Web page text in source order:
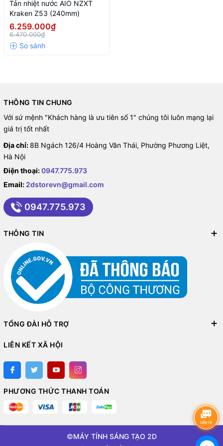
2066
+ Intel Core i9 / Core i7 / Core i5 / Core i3 / Pentium / Celeron
+ AMD Socket AM4, sTRX4 *, TR4 * (* Không bao Clip
Threadripper)
Điện thoại : 094.777.5973
Fanpage: https://www.facebook.com/2DStore.vn/
#NZXT #KRAKEN #Z53 #240MM #AIO #RAD #TANNUOC
Tản nhiệt nước AIO NZXT
Kraken Z53 (240mm)
6.259.000₫
6.470.000₫
THÔNG TIN CHUNG
Với sứ mệnh "Khách hàng là ưu tiên số 1" chúng tôi luôn mạng lại
giá trị tốt nhất
Địa chỉ: 8B Ngách 126/4 Hoàng Văn Thái, Phường Phương Liệt,
Hà Nội
Điện thoại:0947.775.973
Email: 2dstorevn@gmail.com
0947.775.973
THÔNG TIN
TỔNG ĐÀI HỖ TRỢ
LIÊN KẾT XÃ HỘI
PHƯƠNG THỨC THANH TOÁN
©MÁY TÍNH SÁNG TẠO 2D